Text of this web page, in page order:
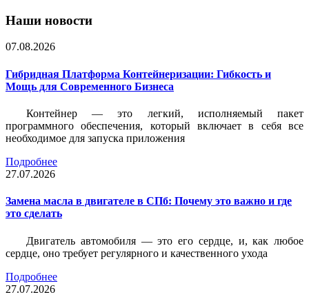
Наши новости
07.08.2026
Гибридная Платформа Контейнеризации: Гибкость и
Мощь для Современного Бизнеса
Контейнер — это легкий, исполняемый пакет
программного обеспечения, который включает в себя все
необходимое для запуска приложения
Подробнее
27.07.2026
Замена масла в двигателе в СПб: Почему это важно и где
это сделать
Двигатель автомобиля — это его сердце, и, как любое
сердце, оно требует регулярного и качественного ухода
Подробнее
27.07.2026